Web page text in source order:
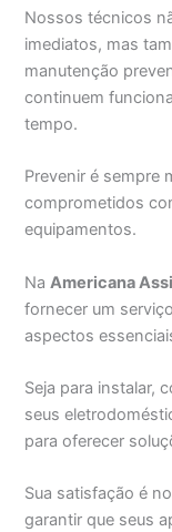
Nossos técnicos
imediatos, mas
manutenção
continuem
tempo.
Prevenir é sempre
comprometidos
equipamentos.
Na Americana
fornecer um
aspectos
Seja para instalar,
seus
para oferecer
Sua satisfação é
garantir que seus